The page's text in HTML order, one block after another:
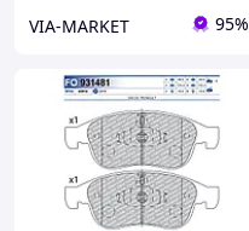
VIA-MARKET 95%